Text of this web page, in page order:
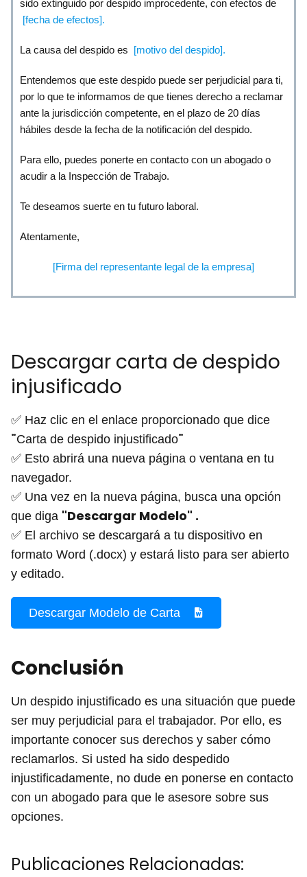
sido extinguido por despido improcedente, con efectos de
[fecha de efectos].
La causa del despido es [motivo del despido].
Entendemos que este despido puede ser perjudicial para ti,
por lo que te informamos de que tienes derecho a reclamar
ante la jurisdicción competente, en el plazo de 20 días
hábiles desde la fecha de la notificación del despido.
Para ello, puedes ponerte en contacto con un abogado o
acudir a la Inspección de Trabajo.
Te deseamos suerte en tu futuro laboral.
Atentamente,
[Firma del representante legal de la empresa]
Descargar carta de despido
injusificado
✅ Haz clic en el enlace proporcionado que dice
¨Carta de despido injustificado¨
✅ Esto abrirá una nueva página o ventana en tu
navegador.
✅ Una vez en la nueva página, busca una opción
que diga "Descargar Modelo" .
✅ El archivo se descargará a tu dispositivo en
formato Word (.docx) y estará listo para ser abierto
y editado.
Descargar Modelo de Carta
Conclusión
Un despido injustificado es una situación que puede
ser muy perjudicial para el trabajador. Por ello, es
importante conocer sus derechos y saber cómo
reclamarlos. Si usted ha sido despedido
injustificadamente, no dude en ponerse en contacto
con un abogado para que le asesore sobre sus
opciones.
Publicaciones Relacionadas: